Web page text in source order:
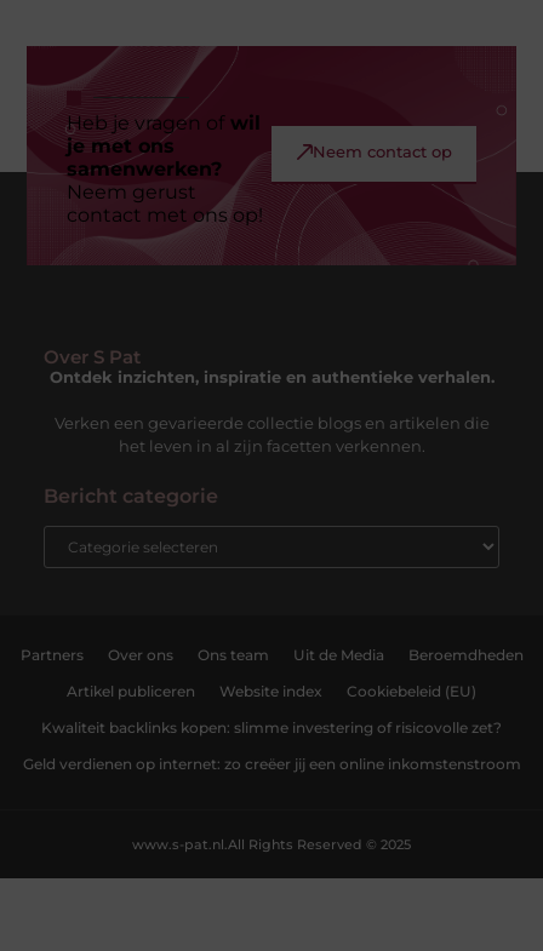
Heb je vragen ofwil
je met ons
samenwerken?
Neem gerust
contact met ons op!
Neem contact op
Over S Pat
Ontdek inzichten, inspiratie en authentieke verhalen.
Verken een gevarieerde collectie blogs en artikelen die
het leven in al zijn facetten verkennen.
Bericht categorie
Partners Over ons Ons team Uit de Media Beroemdheden
Artikel publiceren Website index Cookiebeleid (EU)
Kwaliteit backlinks kopen: slimme investering of risicovolle zet?
Geld verdienen op internet: zo creëer jij een online inkomstenstroom
All Rights Reserved © 2025
www.s-pat.nl.